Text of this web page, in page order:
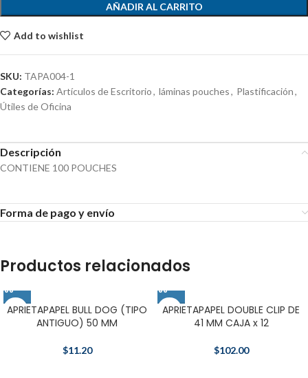
AÑADIR AL CARRITO
Add to wishlist
SKU: TAPA004-1
Categorías: Artículos de Escritorio, láminas pouches, Plastificación,
Útiles de Oficina
Descripción
CONTIENE 100 POUCHES
Forma de pago y envío
Productos relacionados
APRIETAPAPEL BULL DOG (TIPO
ANTIGUO) 50 MM
$11.20
APRIETAPAPEL DOUBLE CLIP DE
41 MM CAJA x 12
$102.00